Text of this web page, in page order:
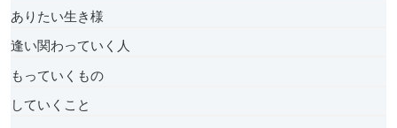
ありたい生き様
逢い関わっていく人
もっていくもの
していくこと